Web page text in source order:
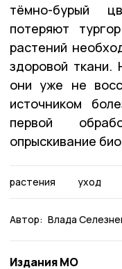
тёмно-бурый
потеряют
растений
здоровой ткани.
они уже не
источником
первой
опрыскивание
растения уход
Автор: Влада
Издания МО